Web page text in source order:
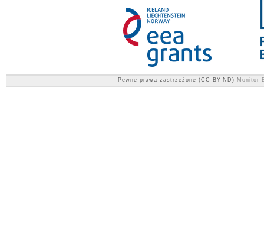
Pewne prawa zastrzeżone (CC BY-ND) Monitor